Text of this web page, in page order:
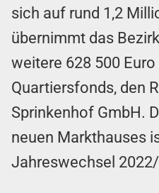
sich auf rund 1,2
übernimmt das
weitere 628 500
Quartiersfonds, den
Sprinkenhof GmbH.
neuen Markthauses
Jahreswechsel